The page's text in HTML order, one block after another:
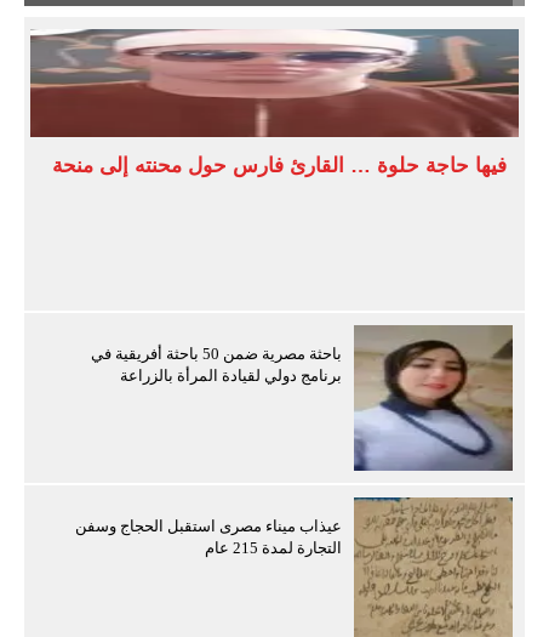
فيها حاجة حلوة … القارئ فارس حول محنته إلى منحة
باحثة مصرية ضمن 50 باحثة أفريقية في
برنامج دولي لقيادة المرأة بالزراعة
عيذاب ميناء مصرى استقبل الحجاج وسفن
التجارة لمدة 215 عام